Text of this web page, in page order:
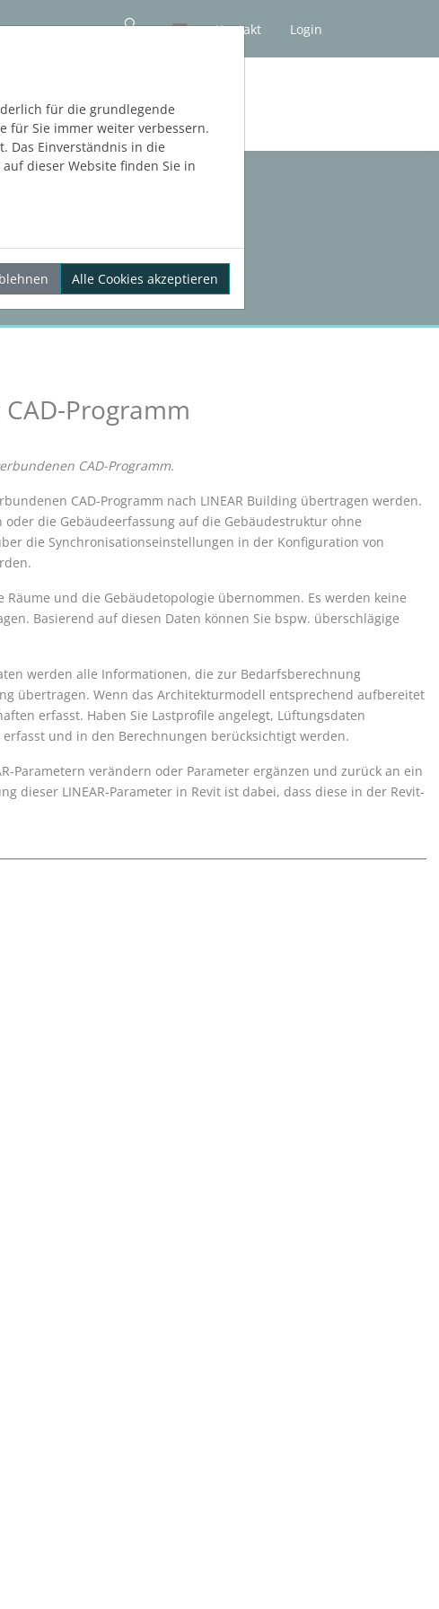
Kontakt
Login
TESTEN
Programm
CAD-Programm.
CAD-Programm nach LINEAR Building übertragen werden.
die Gebäudeerfassung auf die Gebäudestruktur ohne
die Synchronisationseinstellungen in der Konfiguration von
und die Gebäudetopologie übernommen. Es werden keine
Basierend auf diesen Daten können Sie bspw. überschlägige
werden alle Informationen, die zur Bedarfsberechnung
übertragen. Wenn das Architekturmodell entsprechend aufbereitet
erfasst. Haben Sie Lastprofile angelegt, Lüftungsdaten
und in den Berechnungen berücksichtigt werden.
-Parametern verändern oder Parameter ergänzen und zurück an ein
dieser LINEAR-Parameter in Revit ist dabei, dass diese in der Revit-
für die grundlegende
für Sie immer weiter verbessern.
Das Einverständnis in die
dieser Website finden Sie in
Alle Cookies akzeptieren